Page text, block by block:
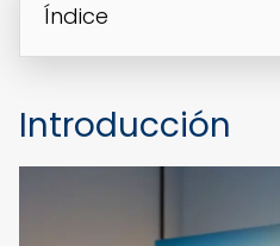
Índice
Introducción